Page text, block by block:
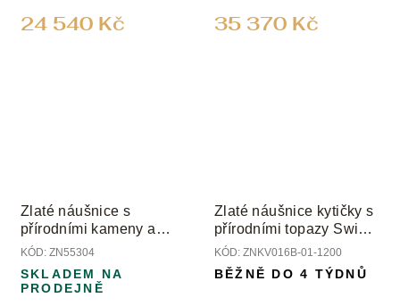
24 540 Kč 35 370 Kč
Zlaté náušnice s
přírodními kameny a
diamanty
KÓD: ZN55304
SKLADEM NA
PRODEJNĚ
Zlaté náušnice kytičky s
přírodními topazy Swiss
a diamanty
KÓD: ZNKV016B-01-1200
BĚŽNĚ DO 4 TÝDNŮ